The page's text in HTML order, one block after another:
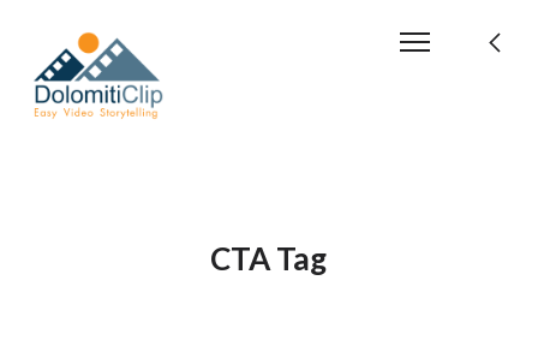
CTA Tag